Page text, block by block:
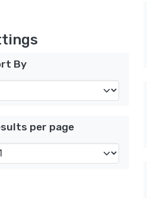
By
per page